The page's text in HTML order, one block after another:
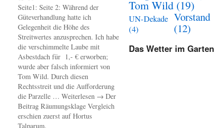
Seite1: Seite 2: Während der
Güteverhandlung hatte ich
Gelegenheit die Höhe des
Streitwertes anzusprechen. Ich habe
die verschimmelte Laube mit
Asbestdach für 1,- € erworben;
wurde aber falsch informiert von
Tom Wild. Durch diesen
Rechtsstreit und die Aufforderung
die Parzelle … Weiterlesen → Der
Beitrag Räumungsklage Vergleich
erschien zuerst auf Hortus
Talparum.
Tom Wild (19)
UN-Dekade
(4)
Vorstand
(12)
Das Wetter im Garten